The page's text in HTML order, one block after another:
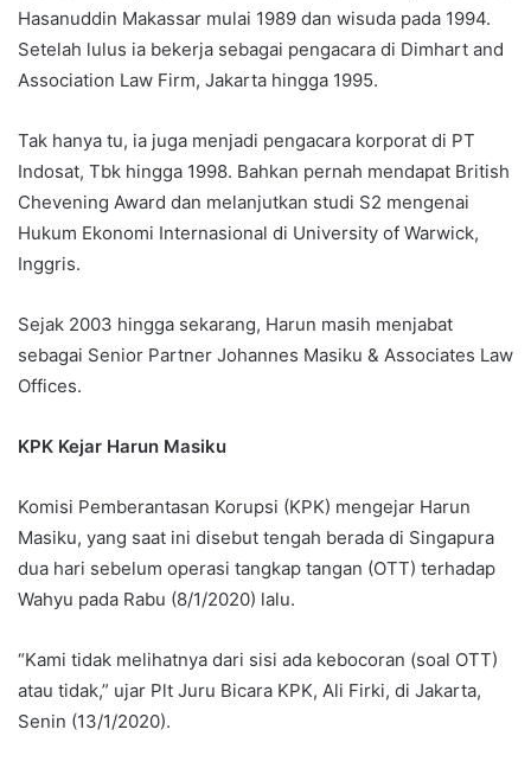
Hasanuddin Makassar mulai 1989 dan wisuda pada 1994.
Setelah lulus ia bekerja sebagai pengacara di Dimhart and
Association Law Firm, Jakarta hingga 1995.
Tak hanya tu, ia juga menjadi pengacara korporat di PT
Indosat, Tbk hingga 1998. Bahkan pernah mendapat British
Chevening Award dan melanjutkan studi S2 mengenai
Hukum Ekonomi Internasional di University of Warwick,
Inggris.
Sejak 2003 hingga sekarang, Harun masih menjabat
sebagai Senior Partner Johannes Masiku & Associates Law
Offices.
KPK Kejar Harun Masiku
Komisi Pemberantasan Korupsi (KPK) mengejar Harun
Masiku, yang saat ini disebut tengah berada di Singapura
dua hari sebelum operasi tangkap tangan (OTT) terhadap
Wahyu pada Rabu (8/1/2020) lalu.
“Kami tidak melihatnya dari sisi ada kebocoran (soal OTT)
atau tidak,” ujar Plt Juru Bicara KPK, Ali Firki, di Jakarta,
Senin (13/1/2020).